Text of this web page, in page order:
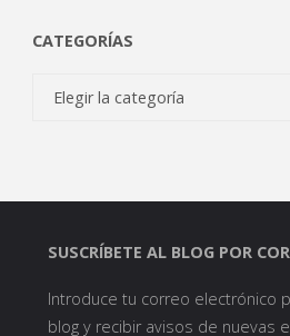
CATEGORÍAS
Categorías
SUSCRÍBETE AL BLOG POR
Introduce tu correo electrónico
blog y recibir avisos de nuevas